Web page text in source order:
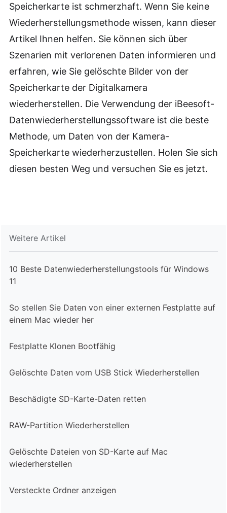
Speicherkarte ist schmerzhaft. Wenn Sie keine
Wiederherstellungsmethode wissen, kann dieser
Artikel Ihnen helfen. Sie können sich über
Szenarien mit verlorenen Daten informieren und
erfahren, wie Sie gelöschte Bilder von der
Speicherkarte der Digitalkamera
wiederherstellen. Die Verwendung der iBeesoft-
Datenwiederherstellungssoftware ist die beste
Methode, um Daten von der Kamera-
Speicherkarte wiederherzustellen. Holen Sie sich
diesen besten Weg und versuchen Sie es jetzt.
Weitere Artikel
10 Beste Datenwiederherstellungstools für Windows
11
So stellen Sie Daten von einer externen Festplatte auf
einem Mac wieder her
Festplatte Klonen Bootfähig
Gelöschte Daten vom USB Stick Wiederherstellen
Beschädigte SD-Karte-Daten retten
RAW-Partition Wiederherstellen
Gelöschte Dateien von SD-Karte auf Mac
wiederherstellen
Versteckte Ordner anzeigen